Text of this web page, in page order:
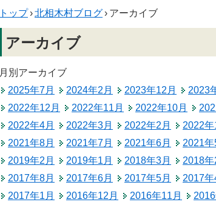
登録
防災情報
年金・保険
税金
ごみ・リサイクル
北相木村営バス
交通安全・防犯
母子の健康・予防接種
保育園
生涯学習
公民館
トップ›北相木村ブログ› アーカイブ
アーカイブ
月別アーカイブ
2025年7月
2024年2月 2023年12月 2023
2022年12月
2022年11月 2022年10月
2022年4月
2022年3月 2022年2月 2022年
2021年8月
2021年7月 2021年6月 2021年
2019年2月
2019年1月 2018年3月 2018年
2017年8月
2017年6月 2017年5月 2017年
2017年1月
2016年12月 2016年11月